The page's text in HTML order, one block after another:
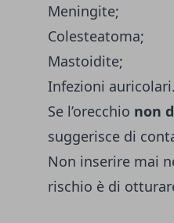
Meningite;
Colesteatoma;
Mastoidite;
Infezioni auricolari.
Se l’orecchio non
suggerisce di
Non inserire mai
rischio è di